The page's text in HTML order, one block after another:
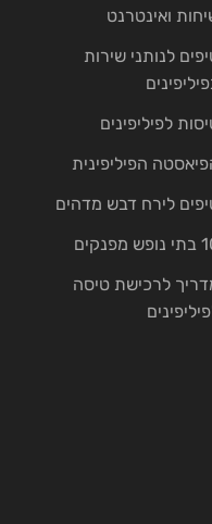
ואינטרנט
לנותני שירות
לפיליפינים
הפיליפינית
לירח דבש מדהים
מפנקים
לרכישת טיסה